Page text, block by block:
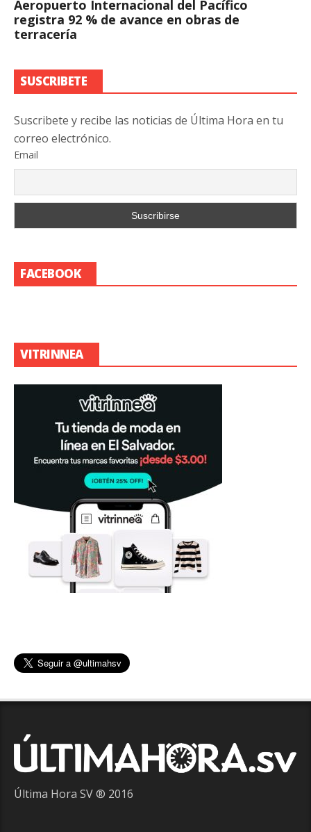
Aeropuerto Internacional del Pacífico
registra 92 % de avance en obras de
terracería
SUSCRIBETE
Suscribete y recibe las noticias de Última Hora en tu
correo electrónico.
Email
FACEBOOK
VITRINNEA
Última Hora SV ® 2016